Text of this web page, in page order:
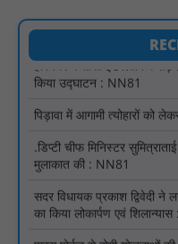
पिड़ावा में आगामी त्योहारों को
.डिप्टी चीफ मिनिस्टर
मुलाकात की : NN81
सदर विधायक प्रकाश द्विवेदी ने
पारस पोर्टल से होगी योजनाओं की
सोलर हाई मास्ट से रोशन हो रहे